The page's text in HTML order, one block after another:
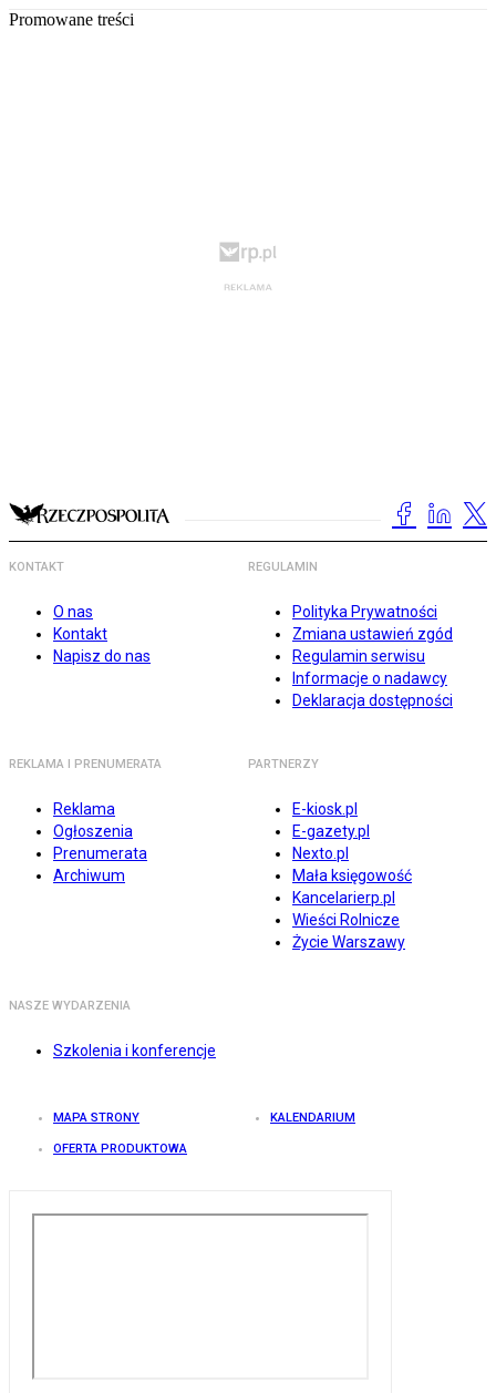
Promowane treści
KONTAKT
O nas
Kontakt
Napisz do nas
REGULAMIN
Polityka Prywatności
Zmiana ustawień zgód
Regulamin serwisu
Informacje o nadawcy
Deklaracja dostępności
REKLAMA I PRENUMERATA
Reklama
Ogłoszenia
Prenumerata
Archiwum
PARTNERZY
E-kiosk.pl
E-gazety.pl
Nexto.pl
Mała księgowość
Kancelarierp.pl
Wieści Rolnicze
Życie Warszawy
NASZE WYDARZENIA
Szkolenia i konferencje
MAPA STRONY KALENDARIUM
OFERTA PRODUKTOWA